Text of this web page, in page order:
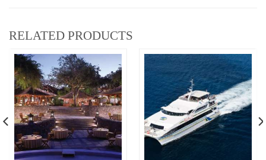
RELATED PRODUCTS